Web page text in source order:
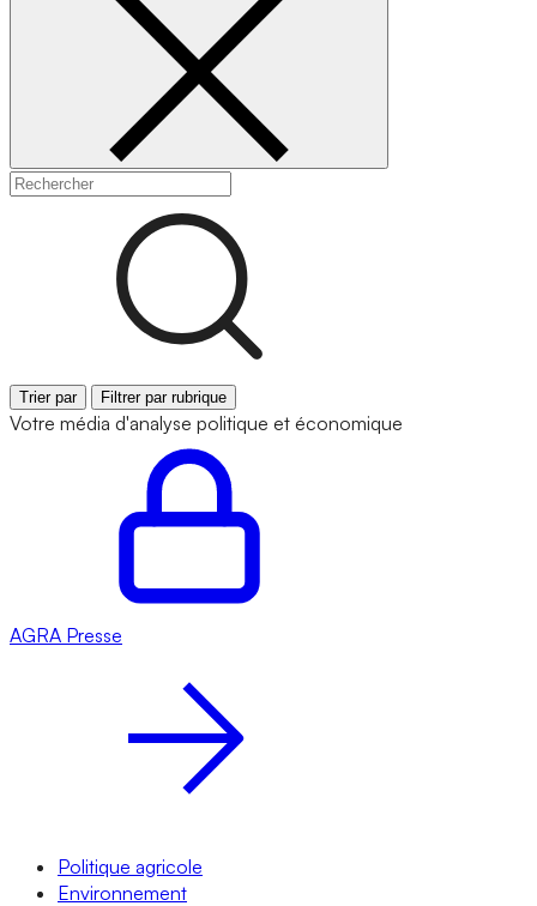
Trier par Filtrer par rubrique
Votre média d'analyse politique et économique
AGRA Presse
Politique agricole
Environnement